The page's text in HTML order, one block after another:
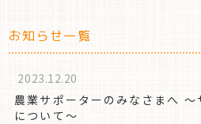
学園日誌
お知らせ一覧
2023.12.20
農業サポーターのみなさまへ
について～